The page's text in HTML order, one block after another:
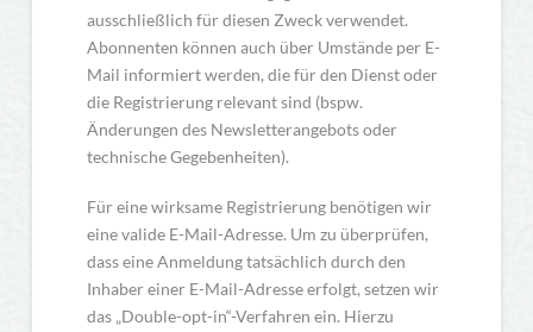
ausschließlich für diesen Zweck verwendet.
Abonnenten können auch über Umstände per E-
Mail informiert werden, die für den Dienst oder
die Registrierung relevant sind (bspw.
Änderungen des Newsletterangebots oder
technische Gegebenheiten).
Für eine wirksame Registrierung benötigen wir
eine valide E-Mail-Adresse. Um zu überprüfen,
dass eine Anmeldung tatsächlich durch den
Inhaber einer E-Mail-Adresse erfolgt, setzen wir
das „Double-opt-in“-Verfahren ein. Hierzu